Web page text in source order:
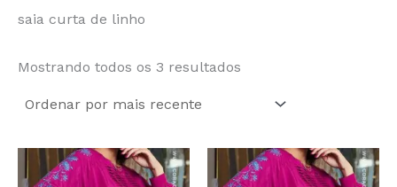
saia curta de linho
Mostrando todos os 3 resultados